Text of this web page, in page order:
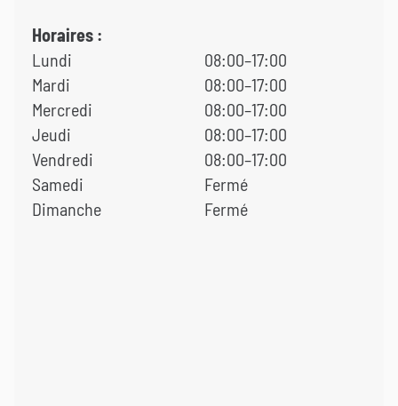
Horaires :
Lundi
08:00–17:00
Mardi
08:00–17:00
Mercredi
08:00–17:00
Jeudi
08:00–17:00
Vendredi
08:00–17:00
Samedi
Fermé
Dimanche
Fermé